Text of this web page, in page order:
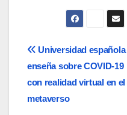
Navegación
de
entradas
Universidad española
enseña sobre COVID-19
con realidad virtual en el
metaverso